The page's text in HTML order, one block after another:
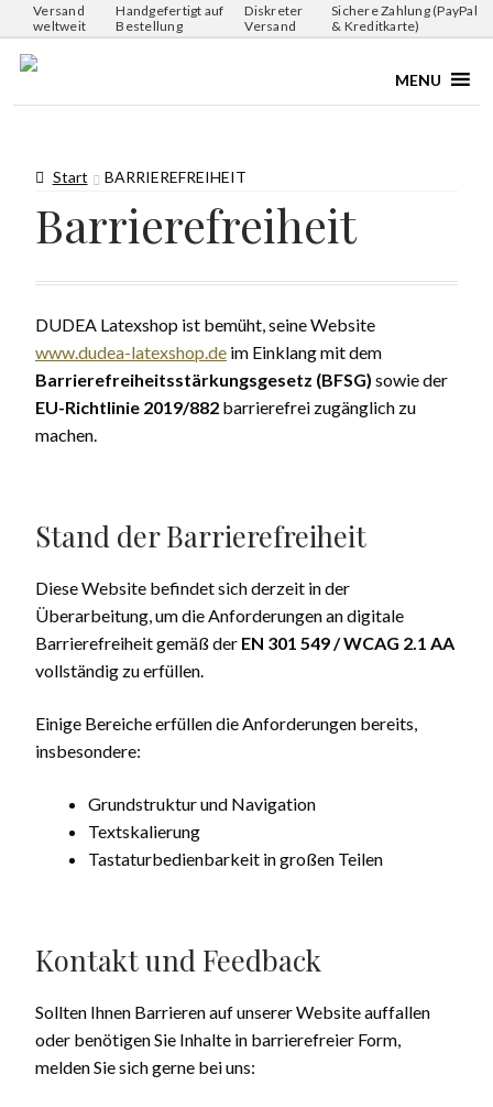
Versand
weltweit
Handgefertigt auf
Bestellung
Diskreter
Versand
Sichere Zahlung (PayPal
& Kreditkarte)
MENU
Start BARRIEREFREIHEIT
Barrierefreiheit
DUDEA Latexshop ist bemüht, seine Website
www.dudea-latexshop.de im Einklang mit dem
Barrierefreiheitsstärkungsgesetz (BFSG) sowie der
EU-Richtlinie 2019/882 barrierefrei zugänglich zu
machen.
Stand der Barrierefreiheit
Diese Website befindet sich derzeit in der
Überarbeitung, um die Anforderungen an digitale
Barrierefreiheit gemäß der EN 301 549 / WCAG 2.1 AA
vollständig zu erfüllen.
Einige Bereiche erfüllen die Anforderungen bereits,
insbesondere:
Grundstruktur und Navigation
Textskalierung
Tastaturbedienbarkeit in großen Teilen
Kontakt und Feedback
Sollten Ihnen Barrieren auf unserer Website auffallen
oder benötigen Sie Inhalte in barrierefreier Form,
melden Sie sich gerne bei uns: